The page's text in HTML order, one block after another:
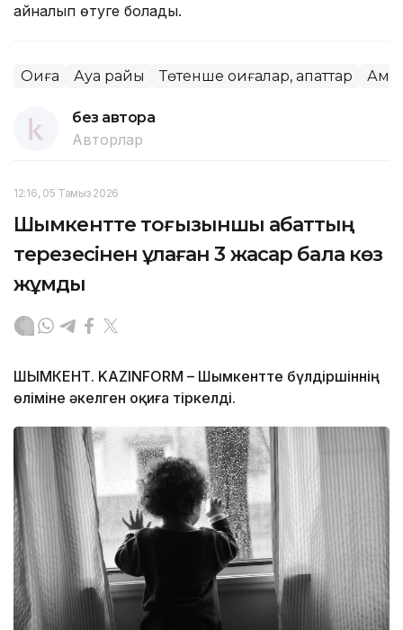
айналып өтуге болады.
Оқиға Ауа райы Төтенше оқиғалар, апаттар
без автора
Авторлар
12:16, 05 Тамыз 2026
Шымкентте тоғызыншы қабаттың
терезесінен құлаған 3 жасар бала көз
жұмды
ШЫМКЕНТ. KAZINFORM – Шымкентте бүлдіршіннің
өліміне әкелген оқиға тіркелді.